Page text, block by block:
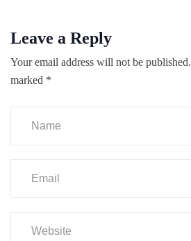
Leave a Reply
Your email address will not be published.
marked *